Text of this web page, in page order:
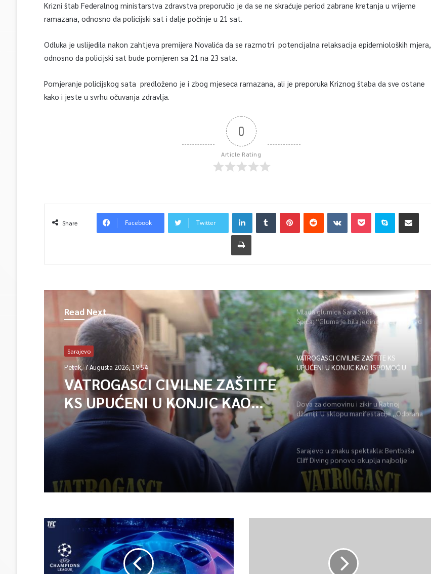
Krizni štab Federalnog ministarstva zdravstva preporučio je da se ne skraćuje period zabrane kretanja u vrijeme
ramazana, odnosno da policijski sat i dalje počinje u 21 sat.
Odluka je uslijedila nakon zahtjeva premijera Novalića da se razmotri potencijalna relaksacija epidemioloških mjera,
odnosno da policijski sat bude pomjeren sa 21 na 23 sata.
Pomjeranje policijskog sata predloženo je i zbog mjeseca ramazana, ali je preporuka Kriznog štaba da sve ostane
kako i jeste u svrhu očuvanja zdravlja.
0
Article Rating
Share Facebook Twitter
Read Next
Sarajevo
Petak, 7 Augusta 2026, 19:54
VATROGASCI CIVILNE ZAŠTITE
KS UPUĆENI U KONJIC KAO
ISPOMOĆ U GAŠENJU POŽARA
Mlada glumica Sara Seksan u emisiji
Špica: “Gluma je bila jedina opcija, uz rad
i disciplinu sve je moguće”
VATROGASCI CIVILNE ZAŠTITE KS
UPUĆENI U KONJIC KAO ISPOMOĆ U
GAŠENJU POŽARA
Dova za domovinu i zikir u Ratnoj
džamiji: U sklopu manifestacije „Odbrana
BiH – Igman 2026“ odana počast
Sarajevo u znaku spektakla: Bentbaša
Cliff Diving ponovo okuplja najbolje
skakače i vrhunsku zabavu